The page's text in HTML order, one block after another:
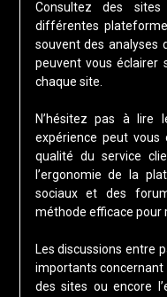
Consultez des
différentes
souvent des analyses
peuvent vous éclairer
chaque site.
N’hésitez pas à lire
expérience peut vous
qualité du service
l’ergonomie de la
sociaux et des
méthode efficace pour
Les discussions entre
importants concernant
des sites ou encore